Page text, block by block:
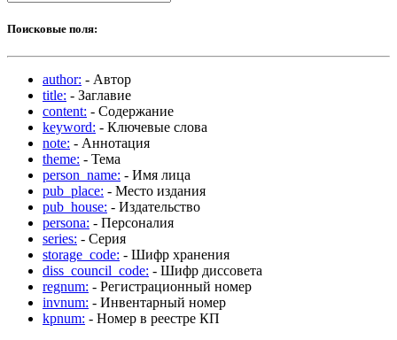
Поисковые поля:
author: - Автор
title: - Заглавие
content: - Содержание
keyword: - Ключевые слова
note: - Аннотация
theme: - Тема
person_name: - Имя лица
pub_place: - Место издания
pub_house: - Издательство
persona: - Персоналия
series: - Серия
storage_code: - Шифр хранения
diss_council_code: - Шифр диссовета
regnum: - Регистрационный номер
invnum: - Инвентарный номер
kpnum: - Номер в реестре КП